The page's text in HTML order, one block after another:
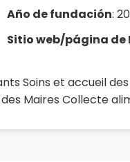
Año de fundación:
Sitio web/página de
Soins et accueil
Maires Collecte